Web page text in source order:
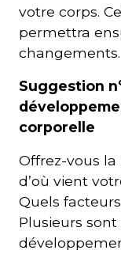
votre corps.
permettra
changements.
Suggestion n
corporelle
Offrez-vous
d’où vient
Quels
Plusieurs